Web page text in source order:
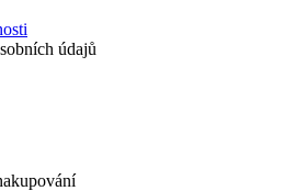
údajů